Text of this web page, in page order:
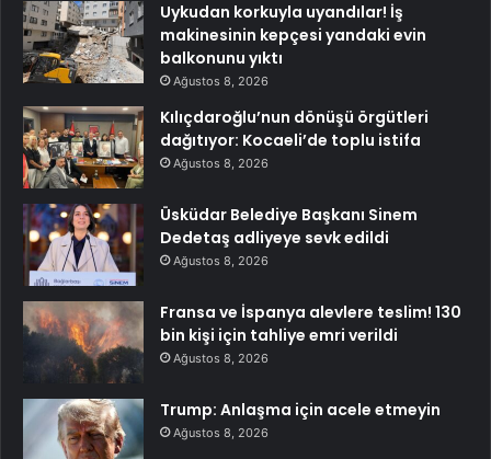
Uykudan korkuyla uyandılar! İş
makinesinin kepçesi yandaki evin
balkonunu yıktı
Ağustos 8, 2026
Kılıçdaroğlu’nun dönüşü örgütleri
dağıtıyor: Kocaeli’de toplu istifa
Ağustos 8, 2026
Üsküdar Belediye Başkanı Sinem
Dedetaş adliyeye sevk edildi
Ağustos 8, 2026
Fransa ve İspanya alevlere teslim! 130
bin kişi için tahliye emri verildi
Ağustos 8, 2026
Trump: Anlaşma için acele etmeyin
Ağustos 8, 2026